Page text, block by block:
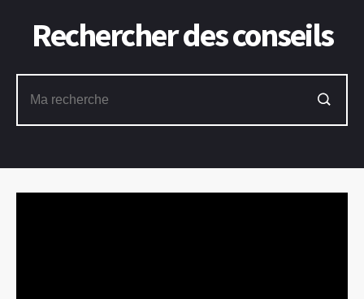
Rechercher des conseils